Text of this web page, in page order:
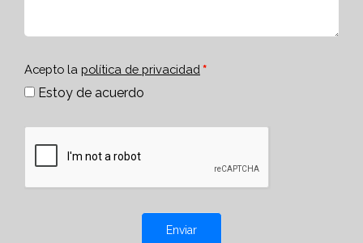
Acepto la política de privacidad
Estoy de acuerdo
Enviar